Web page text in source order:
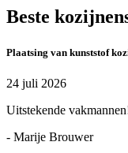
Beste
Plaatsing van kunststof
24 juli 2026
Uitstekende
- Marije Brouwer